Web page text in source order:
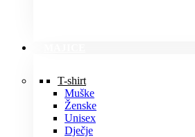
T-shirt
Muške
Ženske
Unisex
Dječje